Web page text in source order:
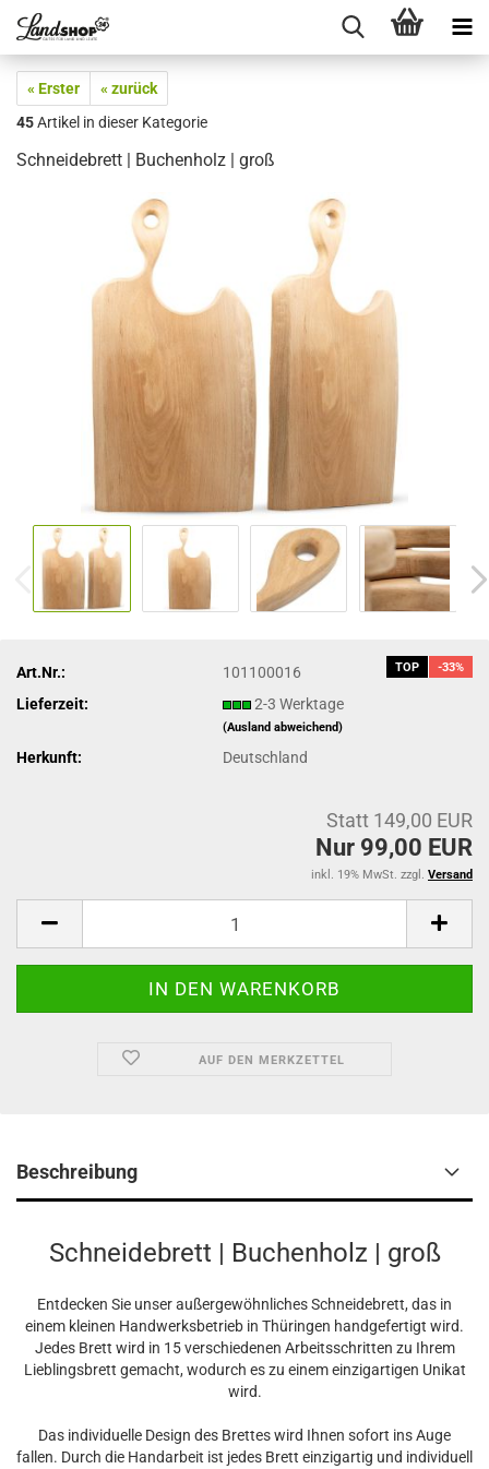
« Erster
« zurück
45Artikel in dieser Kategorie
Schneidebrett | Buchenholz | groß
TOP -33%
Art.Nr.:
101100016
Lieferzeit:
2-3 Werktage
(Ausland abweichend)
Herkunft: Deutschland
Statt 149,00 EUR
Nur 99,00 EUR
inkl. 19% MwSt. zzgl. Versand
AUF DEN MERKZETTEL
Beschreibung
Schneidebrett | Buchenholz | groß
Entdecken Sie unser außergewöhnliches Schneidebrett, das in
einem kleinen Handwerksbetrieb in Thüringen handgefertigt wird.
Jedes Brett wird in 15 verschiedenen Arbeitsschritten zu Ihrem
Lieblingsbrett gemacht, wodurch es zu einem einzigartigen Unikat
wird.
Das individuelle Design des Brettes wird Ihnen sofort ins Auge
fallen. Durch die Handarbeit ist jedes Brett einzigartig und individuell